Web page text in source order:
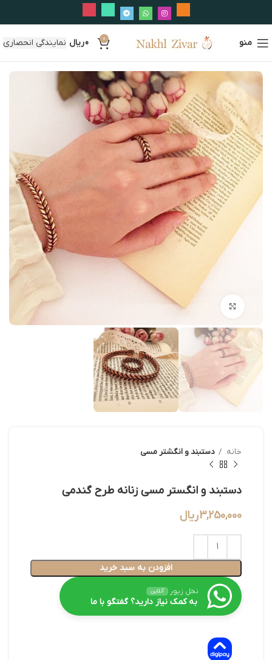
منو 0
0ریال نمایندگی انحصاری
بزرگنمایی تصویر
خانه دستبند و انگشتر مسی
دستبند و انگستر مسی زنانه طرح گندمی
3,250,000ریال
افزودن به سبد خرید
نخل زیور آنلاین
به کمک نیاز دارید؟ گفتگو با ما